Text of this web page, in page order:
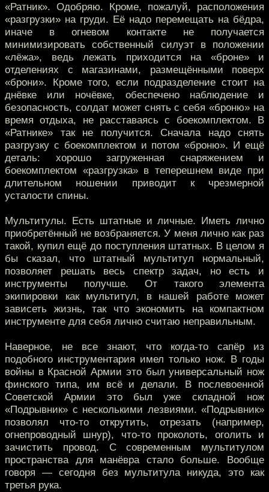
«Ратник». Одобряю. Кроме, пожалуй, расположения
«разгрузки» на груди. Её надо перемещать на бёдра,
иначе в огневом контакте не получается
минимизировать собственный силуэт в положении
«лёжа», ведь лежать приходится на «броне» и
отделениях с магазинами, размещёнными поверх
«брони». Кроме того, если подразделение стоит на
днёвке или ночёвке, обеспечено наблюдение и
безопасность, солдат может снять с себя «броню» на
время отдыха, не расставаясь с боекомплектом. В
«Ратнике» так не получится. Сначала надо снять
разгрузку с боекомплектом и потом «броню». И ещё
деталь: хорошо загруженная снаряжением и
боекомплектом «разгрузка» в теперешнем виде при
длительном ношении приводит к чрезмерной
усталости спины.
Мультитулы. Есть штатные и личные. Иметь лично
приобретённый не возбраняется. У меня лично как раз
такой, купил ещё до поступления штатных. В целом я
бы сказал, что штатный мультитул нормальный,
позволяет решать весь спектр задач, но есть и
инструменты получше. От такого элемента
экипировки как мультитул, в нашей работе может
зависеть жизнь, так что экономить на компактном
инструменте для себя лично считаю неправильным.
Наверное, не все знают, что когда-то сапёр из
подобного инструментария имел только нож. В годы
войны в Красной Армии это был универсальный нож
финского типа, им всё и делали. В послевоенной
Советской Армии это был уже складной нож
«Подрывник» с несколькими лезвиями. «Подрывник»
позволял что-то открутить, отрезать (например,
огнепроводный шнур), что-то проколоть, оголить и
зачистить провод. С современным мультитулом
пространства для манёвра стало больше. Вообще
говоря — сегодня без мультитула никуда, это как
третья рука.